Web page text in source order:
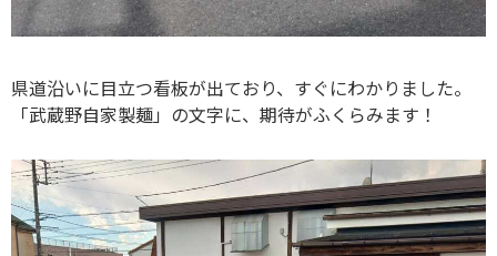
県道沿いに目立つ看板が出ており、すぐにわかりました。
「武蔵野自家製麺」の文字に、期待がふくらみます！